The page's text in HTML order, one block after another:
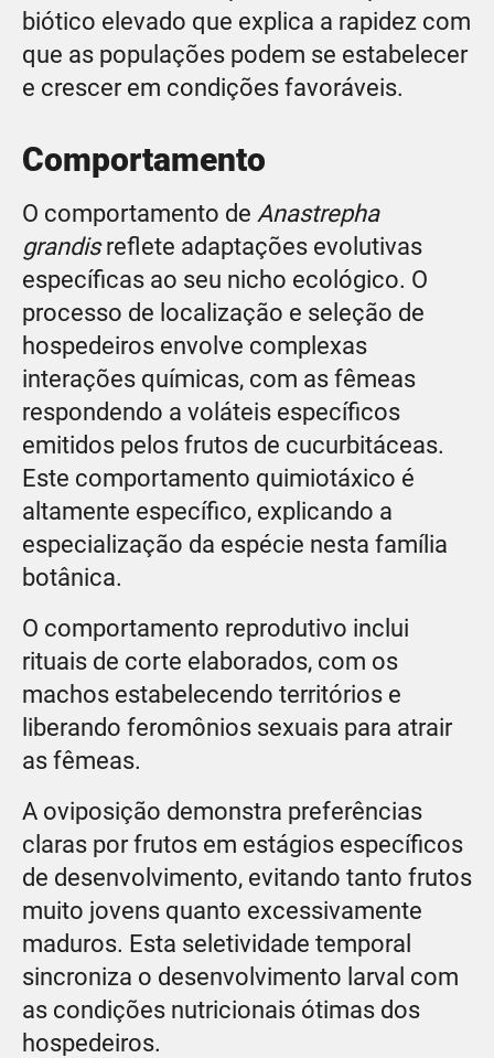
biótico elevado que explica a rapidez com
que as populações podem se estabelecer
e crescer em condições favoráveis.
Comportamento
O comportamento de Anastrepha
grandisreflete adaptações evolutivas
específicas ao seu nicho ecológico. O
processo de localização e seleção de
hospedeiros envolve complexas
interações químicas, com as fêmeas
respondendo a voláteis específicos
emitidos pelos frutos de cucurbitáceas.
Este comportamento quimiotáxico é
altamente específico, explicando a
especialização da espécie nesta família
botânica.
O comportamento reprodutivo inclui
rituais de corte elaborados, com os
machos estabelecendo territórios e
liberando feromônios sexuais para atrair
as fêmeas.
A oviposição demonstra preferências
claras por frutos em estágios específicos
de desenvolvimento, evitando tanto frutos
muito jovens quanto excessivamente
maduros. Esta seletividade temporal
sincroniza o desenvolvimento larval com
as condições nutricionais ótimas dos
hospedeiros.